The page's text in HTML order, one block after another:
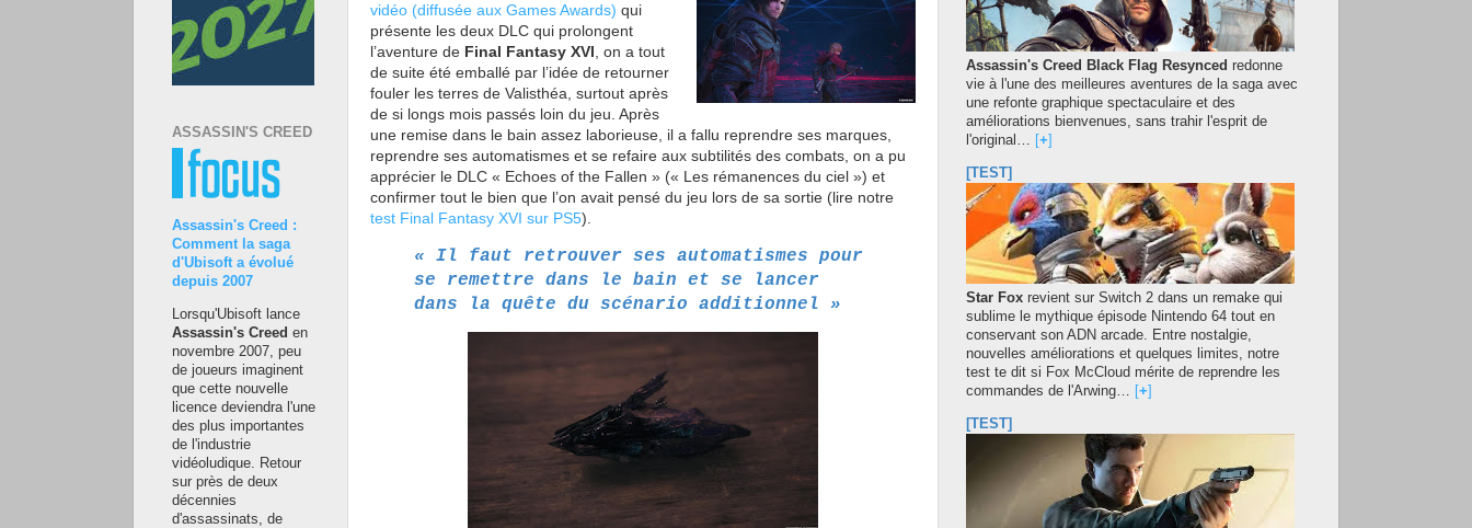
vidéo (diffusée aux Games Awards) qui
présente les deux DLC qui prolongent
l’aventure de Final Fantasy XVI , on a tout
de suite été emballé par l’idée de retourner
fouler les terres de Valisthéa, surtout après
de si longs mois passés loin du jeu. Après
une remise dans le bain assez laborieuse, il a fallu reprendre ses marques,
reprendre ses automatismes et se refaire aux subtilités des combats, on a pu
apprécier le DLC « Echoes of the Fallen » (« Les rémanences du ciel ») et
confirmer tout le bien que l’on avait pensé du jeu lors de sa sortie (lire notre
test Final Fantasy XVI sur PS5).
« Il faut retrouver ses automatismes pour
se remettre dans le bain et se lancer
dans la quête du scénario additionnel »
ASSASSIN'S CREED
Assassin's Creed :
Comment la saga
d'Ubisoft a évolué
depuis 2007
Lorsqu'Ubisoft lance
Assassin's Creed en
novembre 2007, peu
de joueurs imaginent
que cette nouvelle
licence deviendra l'une
des plus importantes
de l'industrie
vidéoludique. Retour
sur près de deux
décennies
d'assassinats, de
Assassin's Creed Black Flag Resynced redonne
vie à l'une des meilleures aventures de la saga avec
une refonte graphique spectaculaire et des
améliorations bienvenues, sans trahir l'esprit de
l'original…
+
[TEST]
Star Fox revient sur Switch 2 dans un remake qui
sublime le mythique épisode Nintendo 64 tout en
conservant son ADN arcade. Entre nostalgie,
nouvelles améliorations et quelques limites, notre
test te dit si Fox McCloud mérite de reprendre les
commandes de l'Arwing…
+
[TEST]